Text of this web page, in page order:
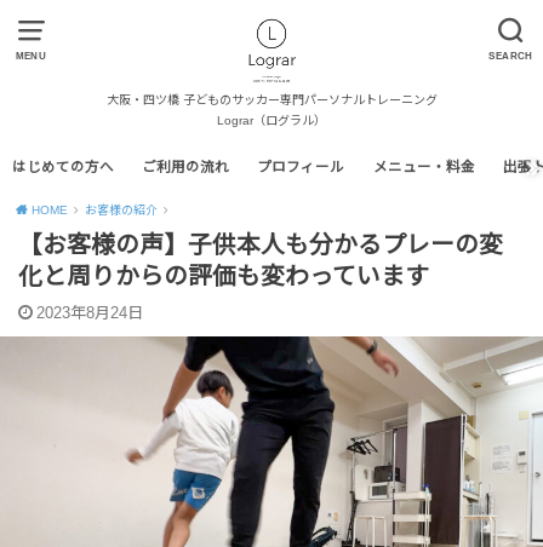
MENU SEARCH
大阪・四ツ橋 子どものサッカー専門パーソナルトレーニング
Lograr（ログラル）
はじめての方へ ご利用の流れ プロフィール メニュー・料金 出張
HOME お客様の紹介
【お客様の声】子供本人も分かるプレーの変
化と周りからの評価も変わっています
2023年8月24日